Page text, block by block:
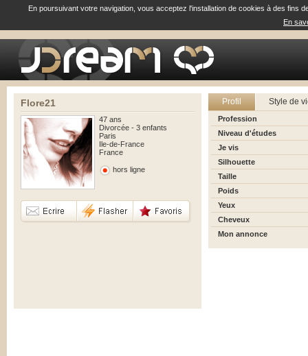
En poursuivant votre navigation, vous acceptez l'installation de cookies à des
En
Flore21
47 ans
Divorcée - 3 enfants
Paris
Ile-de-France
France
hors ligne
Profil Style de
Profession
Niveau d'études
Je vis
Silhouette
Taille
Poids
Yeux
Cheveux
Mon annonce